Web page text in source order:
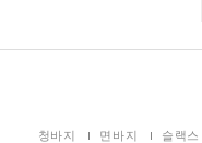
청바지 면바지 슬랙스